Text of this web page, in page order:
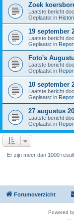
Zoek
Laatste bericht
Geplaatst in
19 september
Laatste bericht
Geplaatst in
Foto's
Laatste bericht
Geplaatst in
10 september
Laatste bericht
Geplaatst in
27 augustus
Laatste bericht
Geplaatst in
Er zijn meer dan 1000
Forumoverzicht
Powered